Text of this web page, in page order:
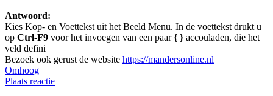
Antwoord:
Kies Kop- en Voettekst uit het Beeld Menu. In de voettekst drukt u
op Ctrl-F9 voor het invoegen van een paar{ } accouladen, die het
veld defini
Bezoek ook gerust de website https://mandersonline.nl
Omhoog
Plaats reactie